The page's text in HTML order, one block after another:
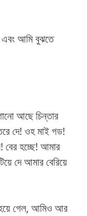
এবং আমি বুঝতে
আছে চিন্তার
দে! ওহ মাই গড!
হচ্ছে! আমার
দে আমার বেরিয়ে
গেল, আমিও আর